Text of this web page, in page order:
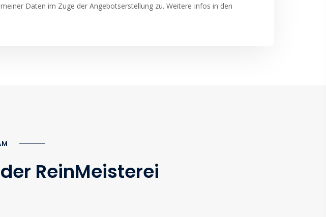
Daten im Zuge der Angebotserstellung zu. Weitere Infos in den
ReinMeisterei